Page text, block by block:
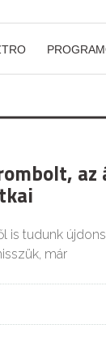
is tudunk
már